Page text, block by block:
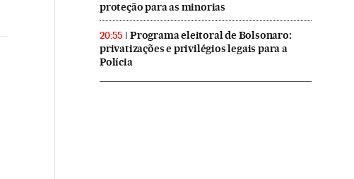
proteção para as minorias
20:55
Programa eleitoral de Bolsonaro:
privatizações e privilégios legais para a
Polícia